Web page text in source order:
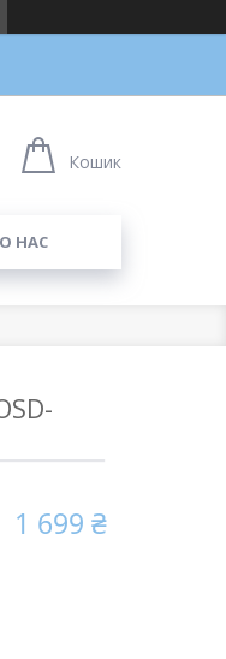
Кошик
НАС
1 699 ₴